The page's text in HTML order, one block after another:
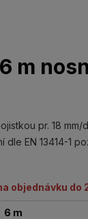
m
pr. 18 mm/
EN 13414-1
objednávku do